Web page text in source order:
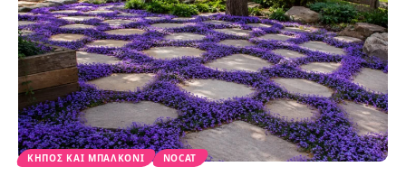
ΚΉΠΟΣ ΚΑΙ ΜΠΑΛΚΌΝΙ NOCAT